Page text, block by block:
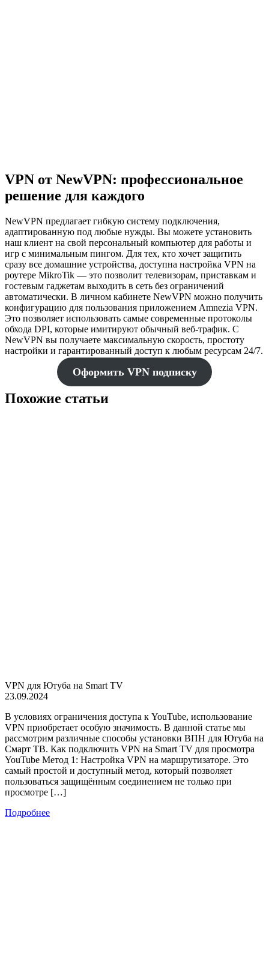
VPN от NewVPN: профессиональное
решение для каждого
NewVPN предлагает гибкую систему подключения,
адаптированную под любые нужды. Вы можете установить
наш клиент на свой персональный компьютер для работы и
игр с минимальным пингом. Для тех, кто хочет защитить
сразу все домашние устройства, доступна настройка VPN на
роутере MikroTik — это позволит телевизорам, приставкам и
гостевым гаджетам выходить в сеть без ограничений
автоматически. В личном кабинете NewVPN можно получить
конфигурацию для пользования приложением Amnezia VPN.
Это позволяет использовать самые современные протоколы
обхода DPI, которые имитируют обычный веб-трафик. С
NewVPN вы получаете максимальную скорость, простоту
настройки и гарантированный доступ к любым ресурсам 24/7.
Оформить VPN подписку
Похожие статьи
VPN для Ютуба на Smart TV
23.09.2024
В условиях ограничения доступа к YouTube, использование
VPN приобретает особую значимость. В данной статье мы
рассмотрим различные способы установки ВПН для Ютуба на
Смарт ТВ. Как подключить VPN на Smart TV для просмотра
YouTube Метод 1: Настройка VPN на маршрутизаторе. Это
самый простой и доступный метод, который позволяет
пользоваться защищённым соединением не только при
просмотре […]
Подробнее